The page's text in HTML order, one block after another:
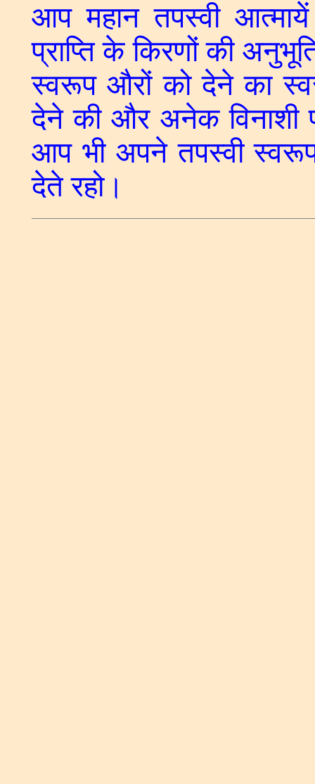
आप महान तपस्वी आत्मायें
प्राप्ति के किरणों की
स्वरूप औरों को देने का
देने की और अनेक विनाशी
आप भी अपने तपस्वी स्वरूप
देते रहो।